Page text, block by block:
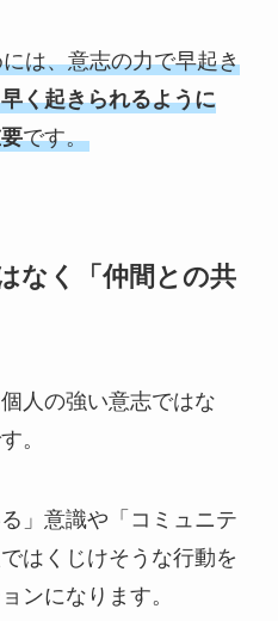
は、意志の力で早起き
く起きられるように
です。
なく「仲間との共
人の強い意志ではな
。
」意識や「コミュニテ
はくじけそうな行動を
ンになります。